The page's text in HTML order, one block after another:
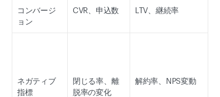
コンバージ
ョン
CVR、申込数 LTV、継続率
ネガティブ
指標
閉じる率、離
脱率の変化
解約率、NPS変動